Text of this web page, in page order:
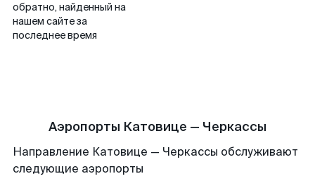
обратно, найденный на
нашем сайте за
последнее время
Аэропорты Катовице — Черкассы
Направление Катовице — Черкассы обслуживают
следующие аэропорты